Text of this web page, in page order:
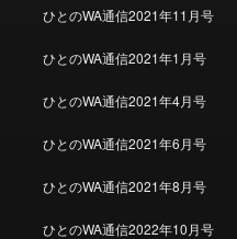
ひとのWA通信2021年11月号
ひとのWA通信2021年1月号
ひとのWA通信2021年4月号
ひとのWA通信2021年6月号
ひとのWA通信2021年8月号
ひとのWA通信2022年10月号